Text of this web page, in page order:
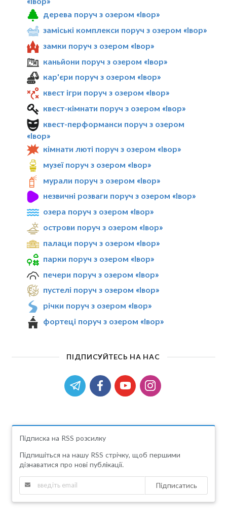
дерева поруч з озером «Івор»
заміські комплекси поруч з озером «Івор»
замки поруч з озером «Івор»
каньйони поруч з озером «Івор»
кар'єри поруч з озером «Івор»
квест ігри поруч з озером «Івор»
квест-кімнати поруч з озером «Івор»
квест-перформанси поруч з озером
«Івор»
кімнати люті поруч з озером «Івор»
музеї поруч з озером «Івор»
мурали поруч з озером «Івор»
незвичні розваги поруч з озером «Івор»
озера поруч з озером «Івор»
острови поруч з озером «Івор»
палаци поруч з озером «Івор»
парки поруч з озером «Івор»
печери поруч з озером «Івор»
пустелі поруч з озером «Івор»
річки поруч з озером «Івор»
фортеці поруч з озером «Івор»
ПІДПИСУЙТЕСЬ НА НАС
Підписка на RSS розсилку
Підпишіться на нашу RSS стрічку, щоб першими
дізнаватися про нові публікації.
Підписатись